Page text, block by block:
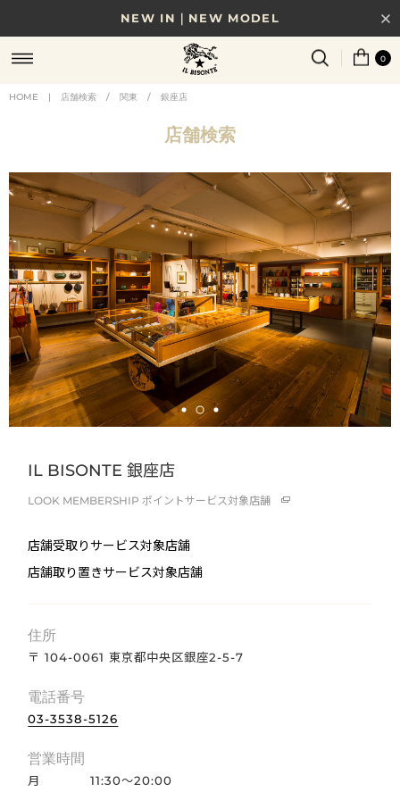
NEW IN｜NEW MODEL
8/17(月)10時まで｜税込11,000円以上で送料無料
贈る相手やシーンから選べる、新しいギフトガイド
NEW IN｜COLOR LEATHER
0
HOME | 店舗検索 / 関東 / 銀座店
店舗検索
IL BISONTE 銀座店
LOOK MEMBERSHIP ポイントサービス対象店舗
店舗受取りサービス対象店舗
店舗取り置きサービス対象店舗
住所
〒 104-0061 東京都中央区銀座2-5-7
電話番号
03-3538-5126
営業時間
月11:30～20:00